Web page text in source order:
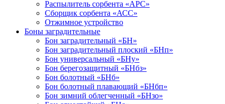
Распылитель сорбента «АРС»
Сборщик сорбента «АСС»
Отжимное устройство
Боны заградительные
Бон заградительный «БН»
Бон заградительный плоский «БНп»
Бон универсальный «БНу»
Бон берегозащитный «БНбз»
Бон болотный «БНб»
Бон болотный плавающий «БНбп»
Бон зимний облегченный «БНзо»